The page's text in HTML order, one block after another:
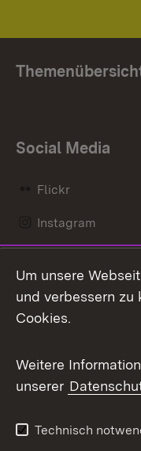
Social Media
Flickr
Instagram
Mastodon
Messenger
Social Wall
X / Twitter
Youtube
Um unsere
und verbessern zu
Cookies.
Weitere
unserer
Technisch